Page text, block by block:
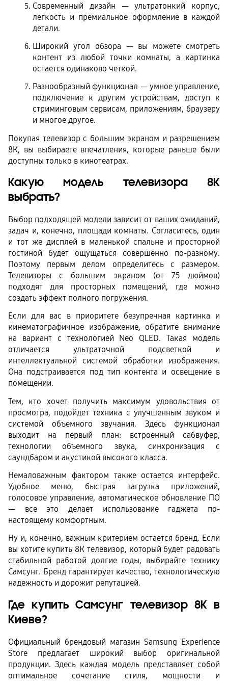
Современный дизайн — ультратонкий корпус,
легкость и премиальное оформление в каждой
детали.
Широкий угол обзора — вы можете смотреть
контент из любой точки комнаты, а картинка
остается одинаково четкой.
Разнообразный функционал — умное управление,
подключение к другим устройствам, доступ к
стриминговым сервисам, приложениям, браузеру
и многое другое.
Покупая телевизор с большим экраном и разрешением
8К, вы выбираете впечатления, которые раньше были
доступны только в кинотеатрах.
Какую модель телевизора 8К
выбрать?
Выбор подходящей модели зависит от ваших ожиданий,
задач и, конечно, площади комнаты. Согласитесь, один
и тот же дисплей в маленькой спальне и просторной
гостиной будет ощущаться совершенно по-разному.
Поэтому первым делом определитесь с размером.
Телевизоры с большим экраном (от 75 дюймов)
подходят для просторных помещений, где можно
создать эффект полного погружения.
Если для вас в приоритете безупречная картинка и
кинематографичное изображение, обратите внимание
на вариант с технологией Neo QLED. Такая модель
отличается ультраточной подсветкой и
интеллектуальной системой обработки изображения.
Она подстраивается под тип контента и освещение в
помещении.
Тем, кто хочет получить максимум удовольствия от
просмотра, подойдет техника с улучшенным звуком и
системой объемного звучания. Здесь функционал
выходит на первый план: встроенный сабвуфер,
технологии объемного звука, синхронизация с
саундбаром и акустикой высокого класса.
Немаловажным фактором также остается интерфейс.
Удобное меню, быстрая загрузка приложений,
голосовое управление, автоматическое обновление ПО
— все это делает использование гаджета по-
настоящему комфортным.
Ну и, конечно, важным критерием остается бренд. Если
вы хотите купить 8К телевизор, который будет радовать
стабильной работой долгие годы, выбирайте технику
Самсунг. Бренд гарантирует качество, технологическую
надежность и дорожит репутацией.
Где купить Самсунг телевизор 8К в
Киеве?
Официальный брендовый магазин Samsung Experience
Store предлагает широкий выбор оригинальной
продукции. Здесь каждая модель представляет собой
оптимальное сочетание стиля, мощности и